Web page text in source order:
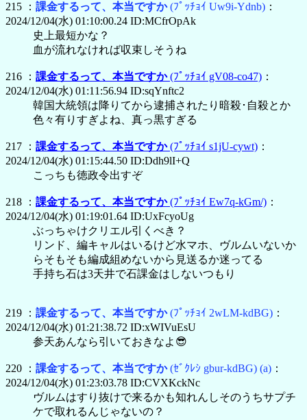
215 ： 課金するって、本当ですか(ﾌﾟｯﾁｮｲ Uw9i-Ydnb) ：
2024/12/04(水) 01:10:00.24 ID:MCfrOpAk
史上最短かな？
血が流れなければ収束しそうね
216 ： 課金するって、本当ですか(ﾌﾟｯﾁｮｲ gV08-co47) ：
2024/12/04(水) 01:11:56.94 ID:sqYnftc2
韓国大統領は降りてから逮捕されたり暗殺･自殺とか
色々有りすぎよね、真っ黒すぎる
217 ： 課金するって、本当ですか(ﾌﾟｯﾁｮｲ s1jU-cywt) ：
2024/12/04(水) 01:15:44.50 ID:Ddh9lI+Q
こっちも徳政令出すぞ
218 ： 課金するって、本当ですか(ﾌﾟｯﾁｮｲ Ew7q-kGm/) ：
2024/12/04(水) 01:19:01.64 ID:UxFcyoUg
ぶっちゃけクリエル引くべき？
リンド、編キャルはいるけど水マホ、ヴルムいないか
らそもそも編成組めないから見送るか迷ってる
手持ち石は3天井で石課金はしないつもり
219 ： 課金するって、本当ですか(ﾌﾟｯﾁｮｲ 2wLM-kdBG) ：
2024/12/04(水) 01:21:38.72 ID:xWIVuEsU
参天あんなら引いておきなよ😎
220 ： 課金するって、本当ですか(ｾﾞｸﾚｼ gbur-kdBG) (a) ：
2024/12/04(水) 01:23:03.78 ID:CVXKckNc
ヴルムはすり抜けで来るかも知れんしそのうちサプチ
ケで取れるんじゃないの？